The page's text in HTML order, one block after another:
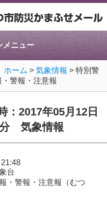
メニュー
ホーム > 気象情報 > 特別警
警報・注意報
：2017年05月12日
気象情報
台
・警報・注意報（むつ